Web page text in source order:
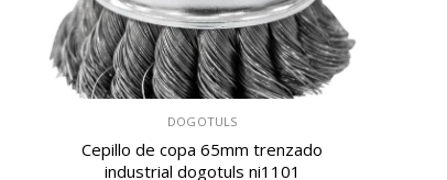
DOGOTULS
Cepillo de copa 65mm trenzado
industrial dogotuls ni1101